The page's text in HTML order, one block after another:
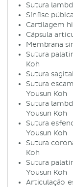
Sutura
Sínfise
Cartilagem
Cápsula
Membrana
Sutura
Koh
Sutura
Sutura
Yousun Koh
Sutura
Yousun Koh
Sutura
Yousun Koh
Sutura
Koh
Sutura
Yousun Koh
Articulação